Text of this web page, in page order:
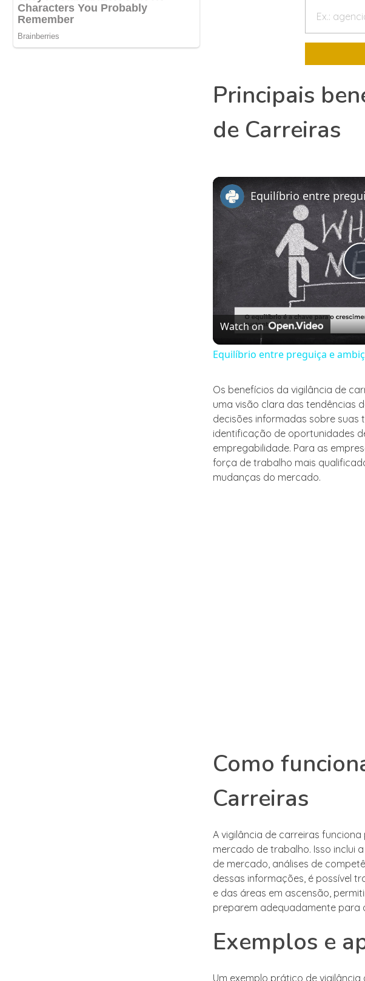
Principais
de Carreiras
Watch on
Equilíbrio entre preguiça e
Os benefícios da vigilância de
uma visão clara das tendências
decisões informadas sobre suas
identificação de oportunidades
empregabilidade. Para as
força de trabalho mais
mudanças do mercado.
Como
Carreiras
A vigilância de carreiras
mercado de trabalho. Isso inclui
de mercado, análises de
dessas informações, é possível
e das áreas em ascensão,
preparem adequadamente para
Exemplos e
Um exemplo prático de